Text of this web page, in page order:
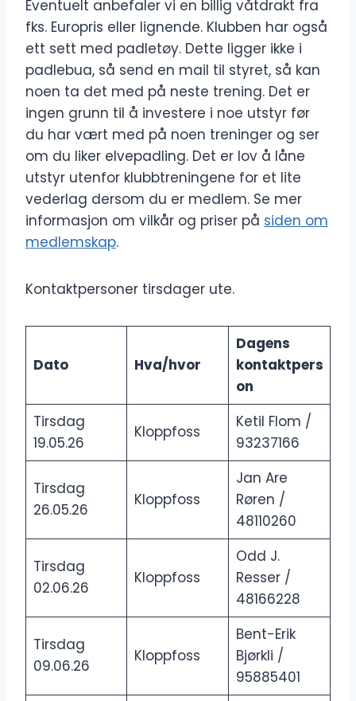
Eventuelt anbefaler vi en billig våtdrakt fra
fks. Europris eller lignende. Klubben har også
ett sett med padletøy. Dette ligger ikke i
padlebua, så send en mail til styret, så kan
noen ta det med på neste trening. Det er
ingen grunn til å investere i noe utstyr før
du har vært med på noen treninger og ser
om du liker elvepadling. Det er lov å låne
utstyr utenfor klubbtreningene for et lite
vederlag dersom du er medlem. Se mer
informasjon om vilkår og priser på siden om
medlemskap.
Kontaktpersoner tirsdager ute.
Dato Hva/hvor
Dagens
kontaktpers
on
Tirsdag
19.05.26
Kloppfoss
Ketil Flom /
93237166
Tirsdag
26.05.26
Kloppfoss
Jan Are
Røren /
48110260
Tirsdag
02.06.26
Kloppfoss
Odd J.
Resser /
48166228
Tirsdag
09.06.26
Kloppfoss
Bent-Erik
Bjørkli /
95885401